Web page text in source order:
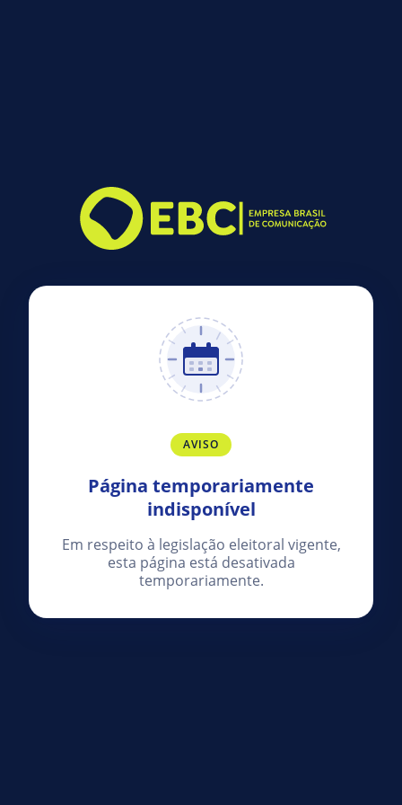
AVISO
Página temporariamente
indisponível
Em respeito à legislação eleitoral vigente,
esta página está desativada
temporariamente.